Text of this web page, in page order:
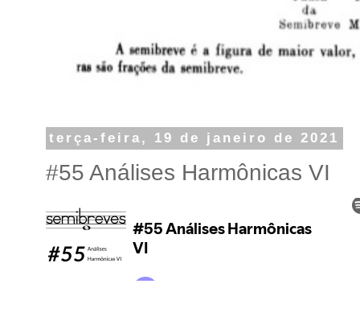
terça-feira, 19 de janeiro de 2021
#55 Análises Harmônicas VI